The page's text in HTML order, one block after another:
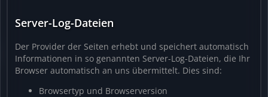
Server-Log-Dateien
Der Provider der Seiten erhebt und speichert automatisch
Informationen in so genannten Server-Log-Dateien, die Ihr
Browser automatisch an uns übermittelt. Dies sind:
Browsertyp und Browserversion